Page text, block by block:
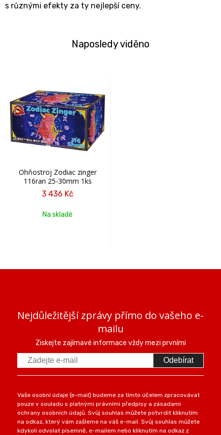
s různými efekty za ty nejlepší ceny.
Naposledy viděno
Ohňostroj Zodiac zinger
116ran 25-30mm 1ks
3 436 Kč
Na skladě
Nejdůležitější zprávy přímo do vašeho e-
mailu
Ziskejte zajímavé informace vždy mezi prvními
Odebírat
Vaše osobní údaje (e-mail) budeme za tímto účelem zpracovávat
pouze v souladu s platnými právními předpisy a zásadami
ochrany osobních údajů. Svůj souhlas můžete potvrdit kliknutím
na odkaz, který vám zašleme na váš e-mail. Svůj souhlas můžete
kdykoli odvolat písemně, e-mailem nebo kliknutím na odkaz z